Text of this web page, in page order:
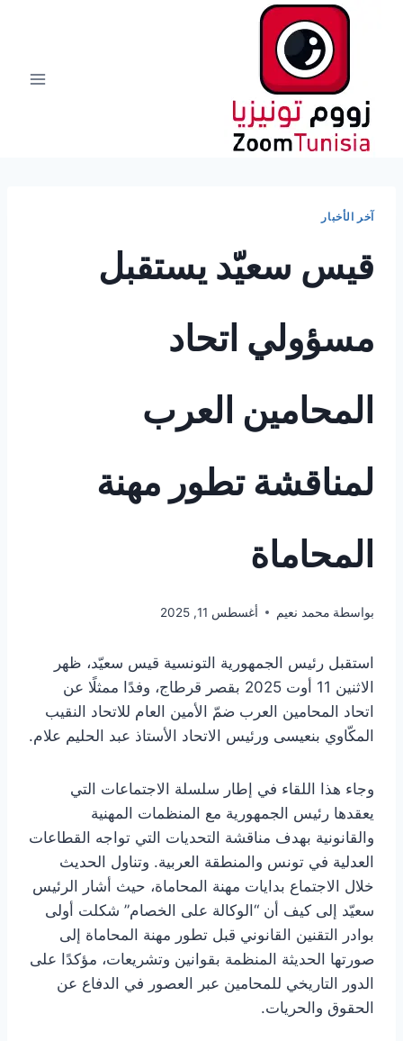
آخر الأخبار
قيس سعيّد يستقبل
مسؤولي اتحاد
المحامين العرب
لمناقشة تطور مهنة
المحاماة
بواسطة محمد نعيم أغسطس 11, 2025
استقبل رئيس الجمهورية التونسية قيس سعيّد، ظهر
الاثنين 11 أوت 2025 بقصر قرطاج، وفدًا ممثلًا عن
اتحاد المحامين العرب ضمّ الأمين العام للاتحاد النقيب
المكّاوي بنعيسى ورئيس الاتحاد الأستاذ عبد الحليم علام.
وجاء هذا اللقاء في إطار سلسلة الاجتماعات التي
يعقدها رئيس الجمهورية مع المنظمات المهنية
والقانونية بهدف مناقشة التحديات التي تواجه القطاعات
العدلية في تونس والمنطقة العربية. وتناول الحديث
خلال الاجتماع بدايات مهنة المحاماة، حيث أشار الرئيس
سعيّد إلى كيف أن “الوكالة على الخصام” شكلت أولى
بوادر التقنين القانوني قبل تطور مهنة المحاماة إلى
صورتها الحديثة المنظمة بقوانين وتشريعات، مؤكدًا على
الدور التاريخي للمحامين عبر العصور في الدفاع عن
الحقوق والحريات.